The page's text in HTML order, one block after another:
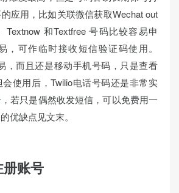
应用，比如关联微信获取Wechat out
和Textfree 号码比较容易申
，可作临时接收短信验证码使用。
，而且还是移动手机号码，只是查看
使用后，Twilio电话号码还是非常实
若只是偶然收发短信，可以免费用一
优缺点见文末。
册账号